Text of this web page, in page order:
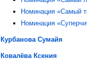
Номинация «Самый
Номинация
Курбанова Сумайя
Ковалёва Ксения